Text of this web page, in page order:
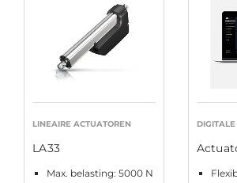
LINEAIRE ACTUATOREN
LA33
Max. belasting: 5000 N
DIGITALE